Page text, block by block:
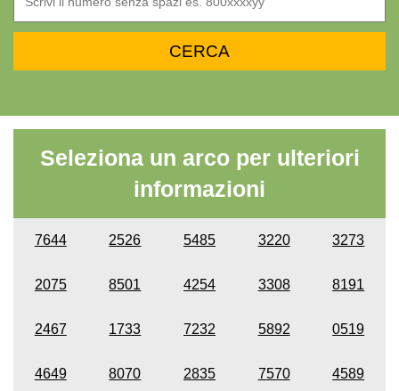
Seleziona un arco per ulteriori
informazioni
7644 2526 5485 3220 3273
2075 8501 4254 3308 8191
2467 1733 7232 5892 0519
4649 8070 2835 7570 4589